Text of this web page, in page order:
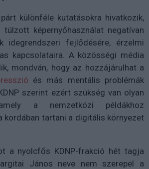
különféle kutatásokra hivatkozik,
képernyőhasználat negatívan
idegrendszeri fejlődésére, érzelmi
kapcsolataira. A közösségi média
mondván, hogy az hozzájárulhat a
és más mentális problémák
szerint ezért szükség van olyan
a nemzetközi példákhoz
kordában tartani a digitális környezet
a nyolcfős KDNP-frakció hét tagja
János neve nem szerepel a